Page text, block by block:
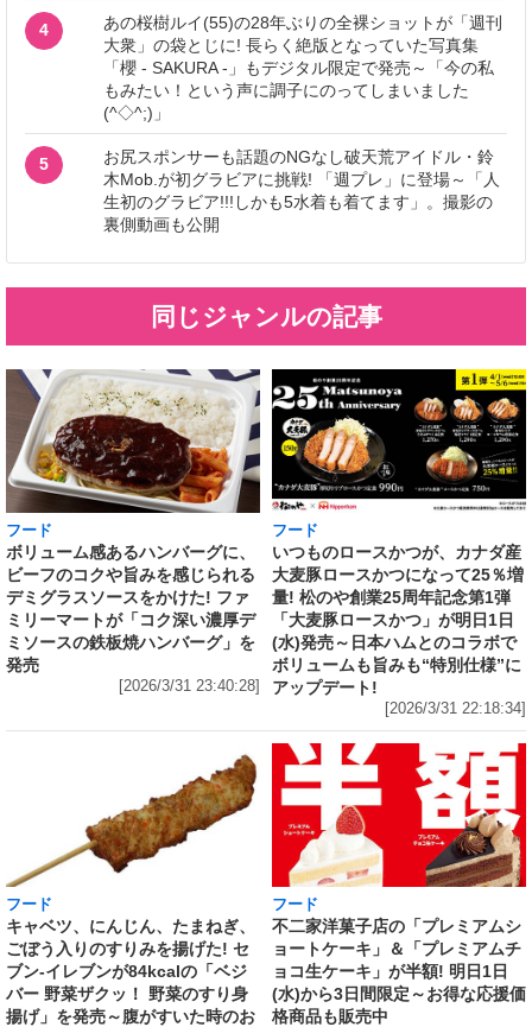
4
あの桜樹ルイ(55)の28年ぶりの全裸ショットが「週刊
大衆」の袋とじに! 長らく絶版となっていた写真集
「櫻 - SAKURA -」もデジタル限定で発売～「今の私
もみたい！という声に調子にのってしまいました
(^◇^;)」
5
お尻スポンサーも話題のNGなし破天荒アイドル・鈴
木Mob.が初グラビアに挑戦! 「週プレ」に登場～「人
生初のグラビア!!!しかも5水着も着てます」。撮影の
裏側動画も公開
同じジャンルの記事
フード
ボリューム感あるハンバーグに、
ビーフのコクや旨みを感じられる
デミグラスソースをかけた! ファ
ミリーマートが「コク深い濃厚デ
ミソースの鉄板焼ハンバーグ」を
発売
[2026/3/31 23:40:28]
フード
いつものロースかつが、カナダ産
大麦豚ロースかつになって25％増
量! 松のや創業25周年記念第1弾
「大麦豚ロースかつ」が明日1日
(水)発売～日本ハムとのコラボで
ボリュームも旨みも“特別仕様”に
アップデート!
[2026/3/31 22:18:34]
フード
キャベツ、にんじん、たまねぎ、
ごぼう入りのすりみを揚げた! セ
ブン‐イレブンが84kcalの「ベジ
バー 野菜ザクッ！ 野菜のすり身
揚げ」を発売～腹がすいた時のお
フード
不二家洋菓子店の「プレミアムシ
ョートケーキ」＆「プレミアムチ
ョコ生ケーキ」が半額! 明日1日
(水)から3日間限定～お得な応援価
格商品も販売中